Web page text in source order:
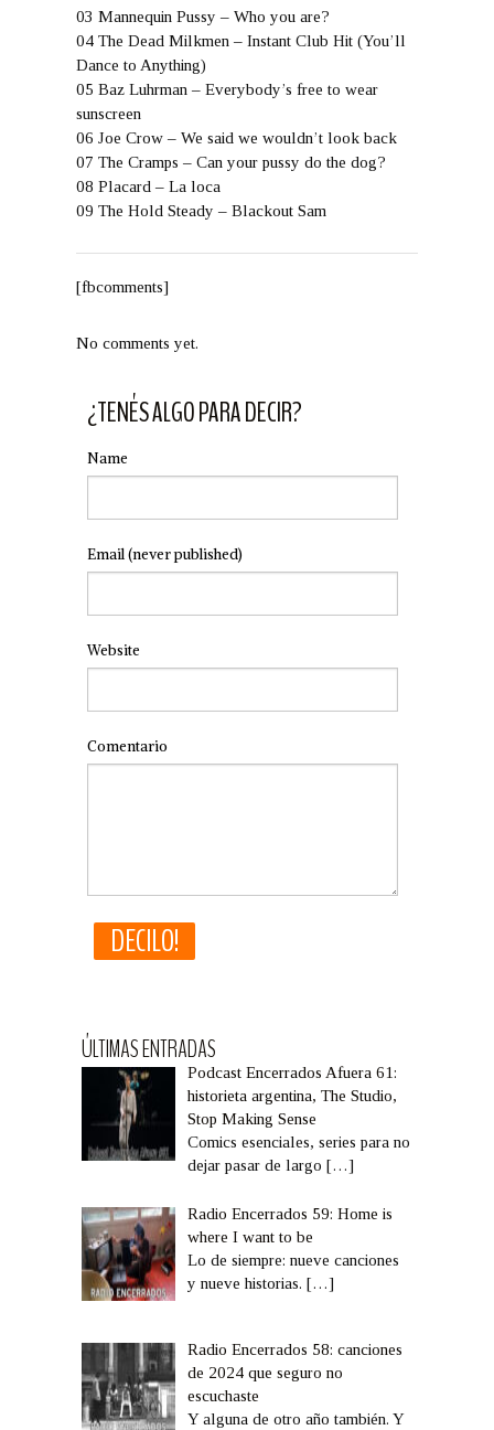
03 Mannequin Pussy – Who you are?
04 The Dead Milkmen – Instant Club Hit (You’ll
Dance to Anything)
05 Baz Luhrman – Everybody’s free to wear
sunscreen
06 Joe Crow – We said we wouldn’t look back
07 The Cramps – Can your pussy do the dog?
08 Placard – La loca
09 The Hold Steady – Blackout Sam
[fbcomments]
No comments yet.
¿TENÉS ALGO PARA DECIR?
Name
Email(never published)
Website
Comentario
ÚLTIMAS ENTRADAS
Podcast Encerrados Afuera 61:
historieta argentina, The Studio,
Stop Making Sense
Comics esenciales, series para no
dejar pasar de largo[…]
Radio Encerrados 59: Home is
where I want to be
Lo de siempre: nueve canciones
y nueve historias.[…]
Radio Encerrados 58: canciones
de 2024 que seguro no
escuchaste
Y alguna de otro año también. Y